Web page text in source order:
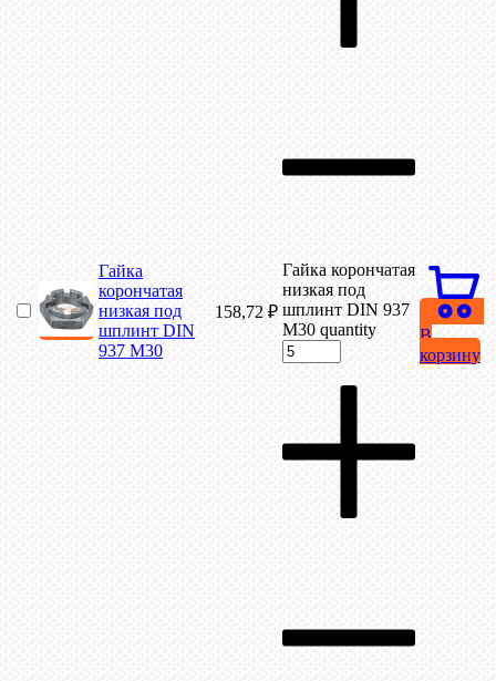
Гайка
корончатая
низкая под
шплинт DIN
937 М30
158,72 ₽
Гайка корончатая
низкая под
шплинт DIN 937
М30 quantity
В
корзину